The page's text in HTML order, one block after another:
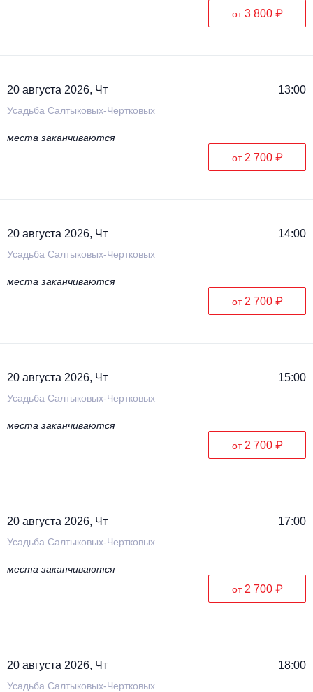
от3 800 ₽
20 августа 2026, Чт 13:00
Усадьба Салтыковых-Чертковых
места заканчиваются
от 2 700 ₽
20 августа 2026, Чт 14:00
Усадьба Салтыковых-Чертковых
места заканчиваются
от 2 700 ₽
20 августа 2026, Чт 15:00
Усадьба Салтыковых-Чертковых
места заканчиваются
от 2 700 ₽
20 августа 2026, Чт 17:00
Усадьба Салтыковых-Чертковых
места заканчиваются
от 2 700 ₽
20 августа 2026, Чт 18:00
Усадьба Салтыковых-Чертковых